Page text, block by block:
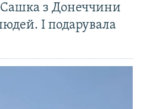
з Донеччини
І подарувала